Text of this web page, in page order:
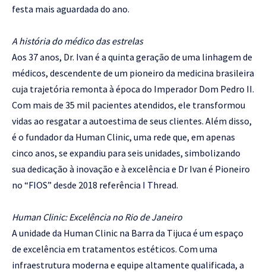
festa mais aguardada do ano.
A história do médico das estrelas
Aos 37 anos, Dr. Ivan é a quinta geração de uma linhagem de
médicos, descendente de um pioneiro da medicina brasileira
cuja trajetória remonta à época do Imperador Dom Pedro II.
Com mais de 35 mil pacientes atendidos, ele transformou
vidas ao resgatar a autoestima de seus clientes. Além disso,
é o fundador da Human Clinic, uma rede que, em apenas
cinco anos, se expandiu para seis unidades, simbolizando
sua dedicação à inovação e à excelência e Dr Ivan é Pioneiro
no “FIOS” desde 2018 referência I Thread.
Human Clinic: Excelência no Rio de Janeiro
A unidade da Human Clinic na Barra da Tijuca é um espaço
de excelência em tratamentos estéticos. Com uma
infraestrutura moderna e equipe altamente qualificada, a